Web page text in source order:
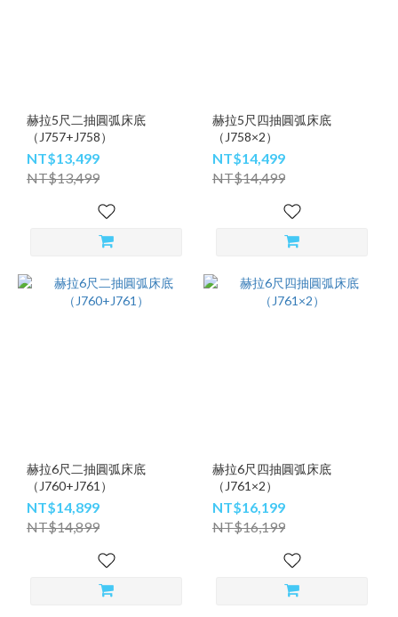
赫拉5尺二抽圓弧床底
（J757+J758）
NT$13,499
NT$13,499
赫拉5尺四抽圓弧床底
（J758×2）
NT$14,499
NT$14,499
赫拉6尺二抽圓弧床底
（J760+J761）
NT$14,899
NT$14,899
赫拉6尺四抽圓弧床底
（J761×2）
NT$16,199
NT$16,199